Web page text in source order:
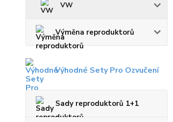
VW
Výměna reproduktorů
Výhodné Sety Pro Ozvučení
Sady reproduktorů 1+1